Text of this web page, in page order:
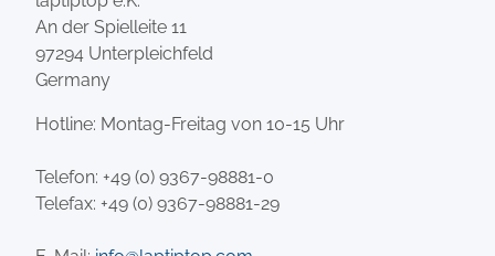
An der Spielleite 11
97294 Unterpleichfeld
Germany
Hotline: Montag-Freitag von 10-15 Uhr
Telefon: +49 (0) 9367-98881-0
Telefax: +49 (0) 9367-98881-29